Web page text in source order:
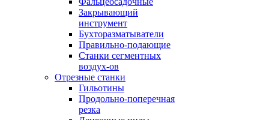
Закрывающий
инструмент
Бухторазматыватели
Правильно-подающие
Станки сегментных
воздух-ов
Отрезные станки
Гильотины
Продольно-поперечная
резка